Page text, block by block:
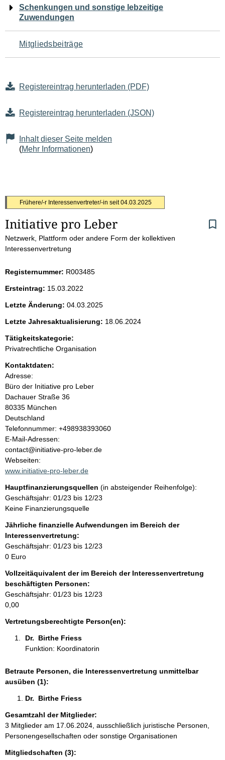
Schenkungen und sonstige lebzeitige
Zuwendungen
Mitgliedsbeiträge
Registereintrag herunterladen (PDF)
Registereintrag herunterladen (JSON)
Inhalt dieser Seite melden
(Mehr Informationen)
S
e
i
t
e
n
i
n
h
a
l
t
Frühere/-r Interessenvertreter/-in seit 04.03.2025
Initiative pro Leber
Netzwerk, Plattform oder andere Form der kollektiven
Interessenvertretung
Registernummer: R003485
Ersteintrag: 15.03.2022
Letzte Änderung: 04.03.2025
Letzte Jahresaktualisierung: 18.06.2024
Tätigkeitskategorie:
Privatrechtliche Organisation
Kontaktdaten:
Adresse:
Büro der Initiative pro Leber
Dachauer Straße 36
80335 München
Deutschland
K
o
n
t
a
t
i
n
f
o
r
m
t
i
o
n
e
Telefonnummer: +498938393060
E-Mail-Adressen:
contact@initiative-pro-leber.de
Webseiten:
www.initiative-pro-leber.de
Hauptfinanzierungsquellen (in absteigender Reihenfolge):
Geschäftsjahr: 01/23 bis 12/23
Keine Finanzierungsquelle
Jährliche finanzielle Aufwendungen im Bereich der
Interessenvertretung:
Geschäftsjahr: 01/23 bis 12/23
0 Euro
Vollzeitäquivalent der im Bereich der Interessenvertretung
beschäftigten Personen:
Geschäftsjahr: 01/23 bis 12/23
0,00
Vertretungsberechtigte Person(en):
Dr.  Birthe Friess
Funktion: Koordinatorin
Betraute Personen, die Interessenvertretung unmittelbar
ausüben (1):
Dr.  Birthe Friess
Gesamtzahl der Mitglieder:
3 Mitglieder am 17.06.2024, ausschließlich juristische Personen,
Personengesellschaften oder sonstige Organisationen
Mitgliedschaften (3):